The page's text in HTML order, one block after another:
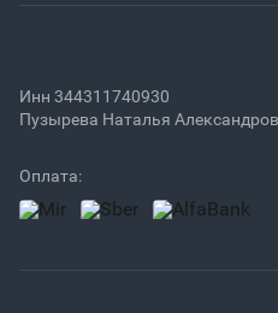
Инн 344311740930
Пузырева Наталья
Оплата: